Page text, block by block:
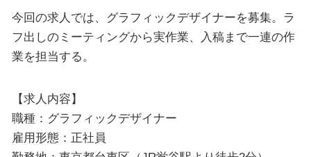
今回の求人では、グラフィックデザイナーを募集。ラ
フ出しのミーティングから実作業、入稿まで一連の作
業を担当する。
【求人内容】
職種：グラフィックデザイナー
雇用形態：正社員